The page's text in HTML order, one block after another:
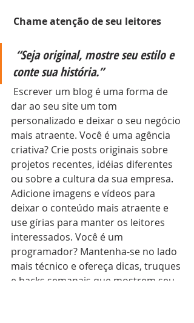
Chame atenção de seu leitores
“Seja original, mostre seu estilo e
conte sua história.”
dar ao seu site um tom
personalizado e deixar o seu negócio
mais atraente. Você é uma agência
criativa? Crie posts originais sobre
projetos recentes, idéias diferentes
ou sobre a cultura da sua empresa.
Adicione imagens e vídeos para
deixar o conteúdo mais atraente e
use gírias para manter os leitores
interessados. Você é um
programador? Mantenha-se no lado
mais técnico e ofereça dicas, truques
e hacks semanais que mostrem seu